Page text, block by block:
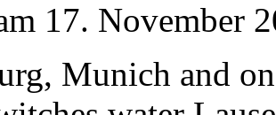
17. November
Munich and